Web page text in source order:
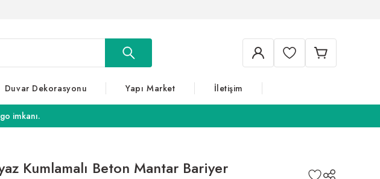
Duvar Dekorasyonu Yapı Market İletişim
imkanı.
Kumlamalı Beton Mantar Bariyer